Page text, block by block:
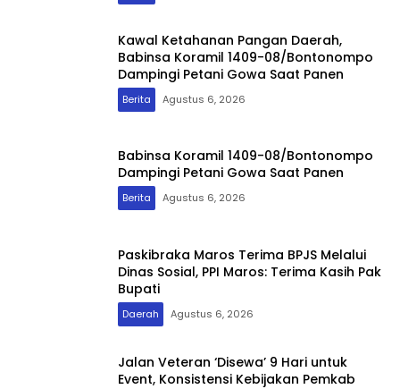
Kawal Ketahanan Pangan Daerah,
Babinsa Koramil 1409-08/Bontonompo
Dampingi Petani Gowa Saat Panen
Berita Agustus 6, 2026
Babinsa Koramil 1409-08/Bontonompo
Dampingi Petani Gowa Saat Panen
Berita Agustus 6, 2026
Paskibraka Maros Terima BPJS Melalui
Dinas Sosial, PPI Maros: Terima Kasih Pak
Bupati
Daerah Agustus 6, 2026
Jalan Veteran ‘Disewa’ 9 Hari untuk
Event, Konsistensi Kebijakan Pemkab